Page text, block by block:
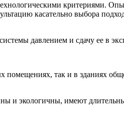
критериями.
касательно выбора
давлением и сдачу ее в
помещениях, так и в зданиях
и экологичны, имеют